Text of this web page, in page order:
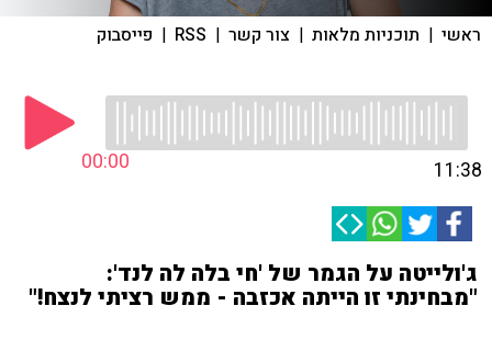
ראשי | תוכניות מלאות | צור קשר |
RSS
| פייסבוק
00:00 11:38
ג'ולייטה על הגמר של 'חי בלה לה לנד':
"מבחינתי זו הייתה אכזבה - ממש רציתי לנצח!"